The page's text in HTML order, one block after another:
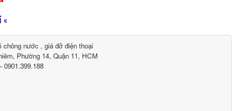
«
chông nước , giá đỡ điện thoại
Phường 14, Quận 11, HCM
0901.399.188